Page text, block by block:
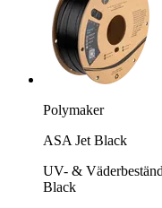
Polymaker
ASA Jet Black
UV- &
Black